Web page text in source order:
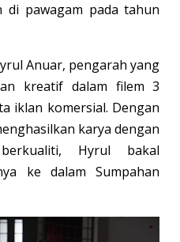
pawagam pada tahun
Anuar, pengarah yang
kreatif dalam filem 3
iklan komersial. Dengan
karya dengan
Hyrul bakal
ke dalam Sumpahan